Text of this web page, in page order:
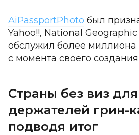
AiPassportPhoto был
Yahoo!!, National
обслужил более миллиона
с момента своего
Страны без виз для
держателей грин-
подводя итог